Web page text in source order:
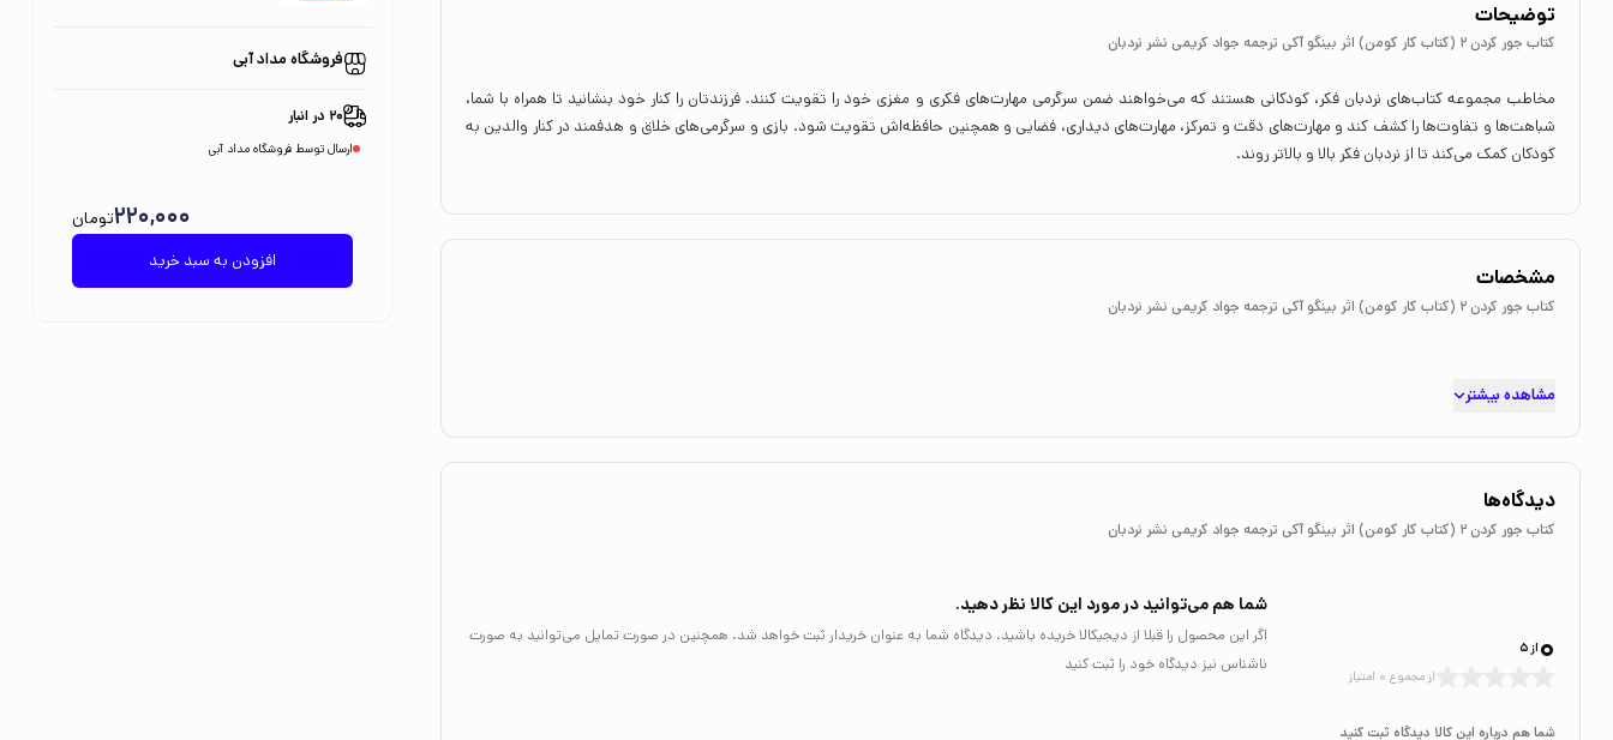
توضیحات
کتاب جور کردن 2 (کتاب کار کومن) اثر بینگو آکی ترجمه جواد کریمی نشر نردبان
مخاطب مجموعه کتاب‌های نردبان فکر، کودکانی هستند که می‌خواهند ضمن سرگرمی مهارت‌های فکری و مغزی خود را تقویت کنند. فرزندتان را کنار خود بنشانید تا همراه با شما،
شباهت‌ها و تفاوت‌ها را کشف کند و مهارت‌های دقت و تمرکز، مهارت‌های دیداری، فضایی و همچنین حافظه‌اش تقویت شود. بازی و سرگرمی‌های خلاق و هدفمند در کنار والدین به
کودکان کمک می‌کند تا از نردبان فکر بالا و بالاتر روند.
مشخصات
کتاب جور کردن 2 (کتاب کار کومن) اثر بینگو آکی ترجمه جواد کریمی نشر نردبان
مشاهده بیشتر
دیدگاه‌ها
کتاب جور کردن 2 (کتاب کار کومن) اثر بینگو آکی ترجمه جواد کریمی نشر نردبان
0 از 5
از مجموع 0 امتیاز
شما هم درباره این کالا دیدگاه ثبت کنید
شما هم می‌توانید در مورد این کالا نظر دهید.
اگر این محصول را قبلا از دیجیکالا خریده باشید، دیدگاه شما به عنوان خریدار ثبت خواهد شد. همچنین در صورت تمایل می‌توانید به صورت
ناشناس نیز دیدگاه خود را ثبت کنید
فروشگاه مداد آبی
20 در انبار
ارسال توسط فروشگاه مداد آبی
افزودن به سبد خرید
220,000تومان